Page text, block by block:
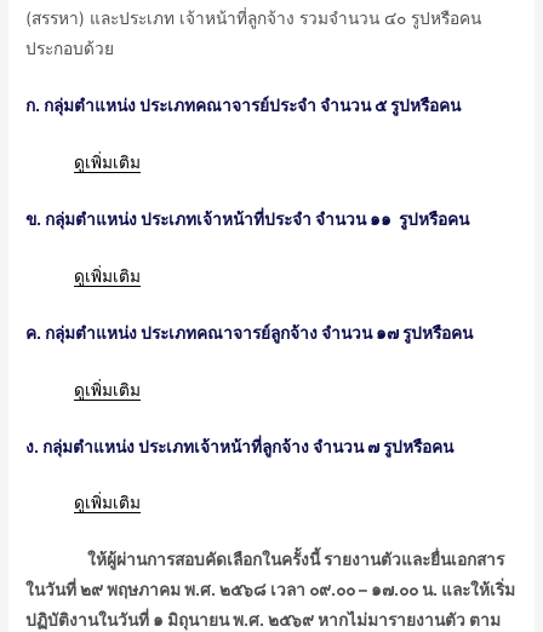
(สรรหา) และประเภท เจ้าหน้าที่ลูกจ้าง รวมจำนวน ๔๐ รูปหรือคน
ประกอบด้วย
ก. กลุ่มตำแหน่ง ประเภทคณาจารย์ประจำ จำนวน ๕ รูปหรือคน
ดูเพิ่มเติม
ข. กลุ่มตำแหน่ง ประเภทเจ้าหน้าที่ประจำ จำนวน ๑๑ รูปหรือคน
ดูเพิ่มเติม
ค. กลุ่มตำแหน่ง ประเภทคณาจารย์ลูกจ้าง จำนวน ๑๗ รูปหรือคน
ดูเพิ่มเติม
ง. กลุ่มตำแหน่ง ประเภทเจ้าหน้าที่ลูกจ้าง จำนวน ๗ รูปหรือคน
ดูเพิ่มเติม
ᅠᅠᅠ ให้ผู้ผ่านการสอบคัดเลือกในครั้งนี้รายงานตัวและยื่นเอกสาร
ในวันที่ ๒๙ พฤษภาคม พ.ศ. ๒๕๖๘ เวลา ๐๙.๐๐ – ๑๗.๐๐ น. และให้เริ่ม
ปฏิบัติงานในวันที่ ๑ มิถุนายน พ.ศ. ๒๕๖๙ หากไม่มารายงานตัว ตาม